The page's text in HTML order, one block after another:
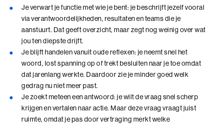
Communicatie met Impact
De Essentie
De Informele Leider
De Informele Leider (BaakBoost)
De Zelfbewuste Leider
Effectieve Persoonlijke Communicatie
Je verwart je functie met wie je bent: je beschrijft jezelf vooral
via verantwoordelijkheden, resultaten en teams die je
aanstuurt. Dat geeft overzicht, maar zegt nog weinig over wat
jou ten diepste drijft.
Je blijft handelen vanuit oude reflexen: je neemt snel het
woord, lost spanning op of trekt besluiten naar je toe omdat
dat jarenlang werkte. Daardoor zie je minder goed welk
gedrag nu niet meer past.
Je zoekt meteen een antwoord: je wilt de vraag snel scherp
krijgen en vertalen naar actie. Maar deze vraag vraagt juist
ruimte, omdat je pas door vertraging merkt welke